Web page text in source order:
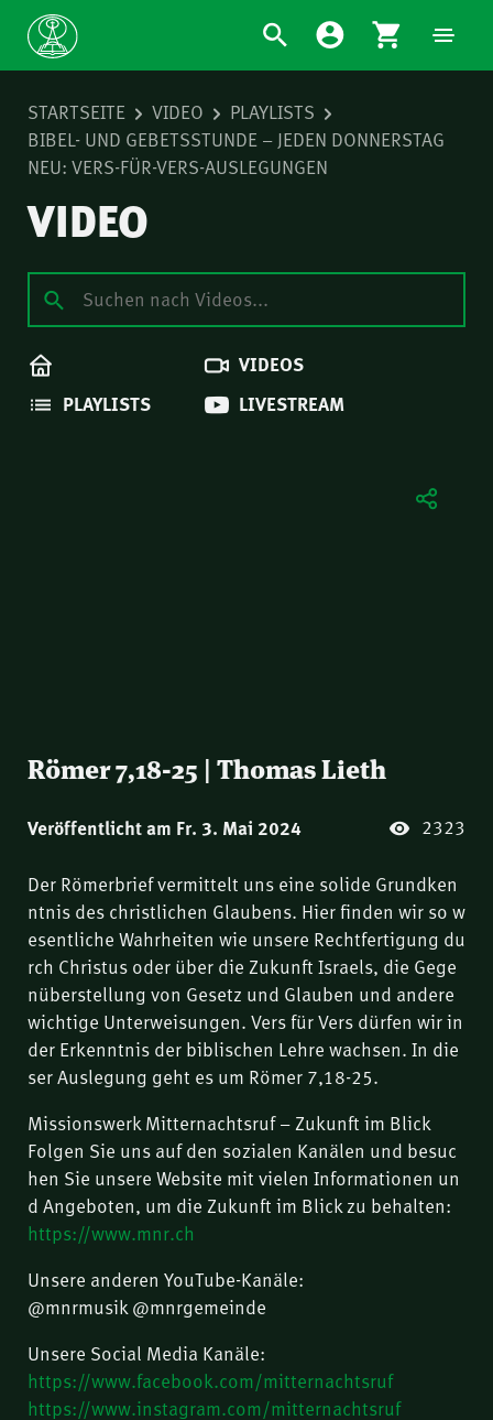
STARTSEITE VIDEO
PLAYLISTS
BIBEL- UND GEBETSSTUNDE – JEDEN DONNERSTAG
NEU: VERS-FÜR-VERS-AUSLEGUNGEN
VIDEO
VIDEOS
PLAYLISTS
LIVESTREAM
Römer 7,18-25 | Thomas Lieth
Veröffentlicht am Fr. 3. Mai 2024 2323
Der Römerbrief vermittelt uns eine solide Grundken
ntnis des christlichen Glaubens. Hier finden wir so w
esentliche Wahrheiten wie unsere Rechtfertigung du
rch Christus oder über die Zukunft Israels, die Gege
nüberstellung von Gesetz und Glauben und andere
wichtige Unterweisungen. Vers für Vers dürfen wir in
der Erkenntnis der biblischen Lehre wachsen. In die
ser Auslegung geht es um Römer 7,18-25.
Missionswerk Mitternachtsruf – Zukunft im Blick
Folgen Sie uns auf den sozialen Kanälen und besuc
hen Sie unsere Website mit vielen Informationen un
d Angeboten, um die Zukunft im Blick zu behalten:
https://www.mnr.ch
Unsere anderen YouTube-Kanäle:
@mnrmusik @mnrgemeinde
Unsere Social Media Kanäle:
https://www.facebook.com/mitternachtsruf
https://www.instagram.com/mitternachtsruf